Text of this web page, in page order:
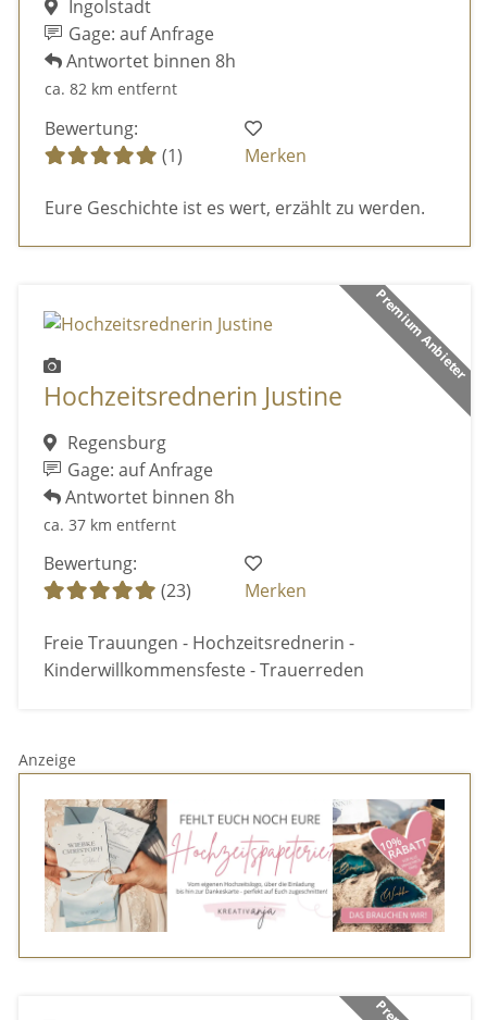
Ingolstadt
Gage: auf Anfrage
Antwortet binnen 8h
ca. 82 km entfernt
Bewertung:
(1)
Merken
Eure Geschichte ist es wert, erzählt zu werden.
Premium Anbieter
Hochzeitsrednerin Justine
Regensburg
Gage: auf Anfrage
Antwortet binnen 8h
ca. 37 km entfernt
Bewertung:
(23)
Merken
Freie Trauungen - Hochzeitsrednerin -
Kinderwillkommensfeste - Trauerreden
Anzeige